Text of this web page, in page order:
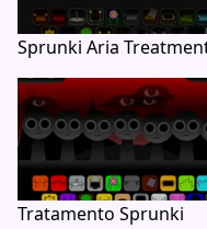
Sprunki Aria
Tratamento Sprunki